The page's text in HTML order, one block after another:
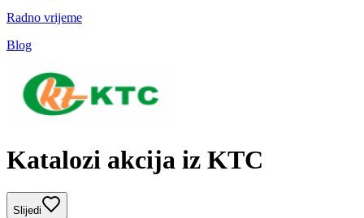
Radno vrijeme
Blog
Katalozi akcija iz KTC
Slijedi